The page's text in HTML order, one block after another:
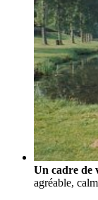
Un cadre de
agréable,